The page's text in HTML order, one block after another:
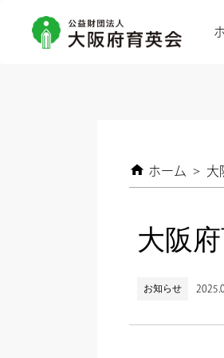
ホーム > 大
大阪
お知らせ